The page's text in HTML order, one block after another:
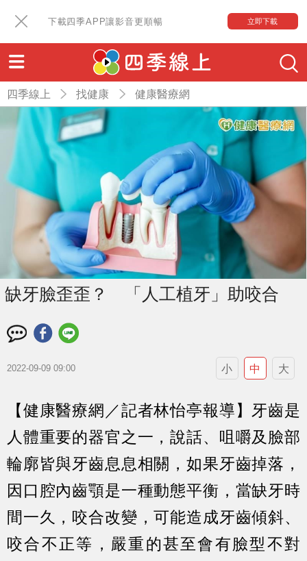
下載四季APP讓影音更順暢 立即下載
四季線上 找健康 健康醫療網
缺牙臉歪歪？ 「人工植牙」助咬合
2022-09-09 09:00 小 中 大
【健康醫療網／記者林怡亭報導】牙齒是
人體重要的器官之一，說話、咀嚼及臉部
輪廓皆與牙齒息息相關，如果牙齒掉落，
因口腔內齒顎是一種動態平衡，當缺牙時
間一久，咬合改變，可能造成牙齒傾斜、
咬合不正等，嚴重的甚至會有臉型不對